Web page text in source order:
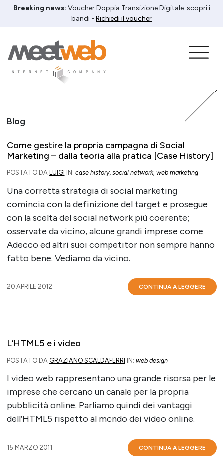
Breaking news: Voucher Doppia Transizione Digitale: scopri i
bandi - Richiedi il voucher
Blog
Come gestire la propria campagna di Social
Marketing – dalla teoria alla pratica [Case History]
POSTATO DA LUIGI IN: case history, social network, web marketing
Una corretta strategia di social marketing
comincia con la definizione del target e prosegue
con la scelta del social network più coerente;
osservate da vicino, alcune grandi imprese come
Adecco ed altri suoi competitor non sempre hanno
fatto bene. Vediamo da vicino.
20 APRILE 2012 CONTINUA A LEGGERE
L’HTML5 e i video
POSTATO DA GRAZIANO SCALDAFERRI IN: web design
I video web rappresentano una grande risorsa per le
imprese che cercano un canale per la propria
pubblicità online. Parliamo quindi dei vantaggi
dell’HTML5 rispetto al mondo dei video online.
15 MARZO 2011 CONTINUA A LEGGERE